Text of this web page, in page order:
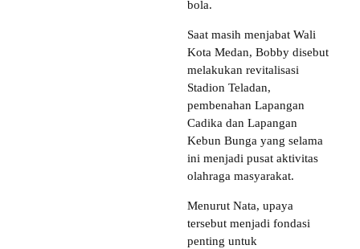
bola.
Saat masih menjabat Wali
Kota Medan, Bobby disebut
melakukan revitalisasi
Stadion Teladan,
pembenahan Lapangan
Cadika dan Lapangan
Kebun Bunga yang selama
ini menjadi pusat aktivitas
olahraga masyarakat.
Menurut Nata, upaya
tersebut menjadi fondasi
penting untuk